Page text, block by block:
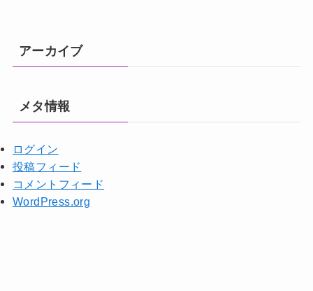
アーカイブ
メタ情報
ログイン
投稿フィード
コメントフィード
WordPress.org